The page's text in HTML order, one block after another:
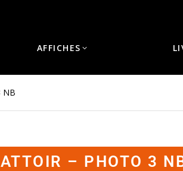
AFFICHES
NB
– PHOTO 3